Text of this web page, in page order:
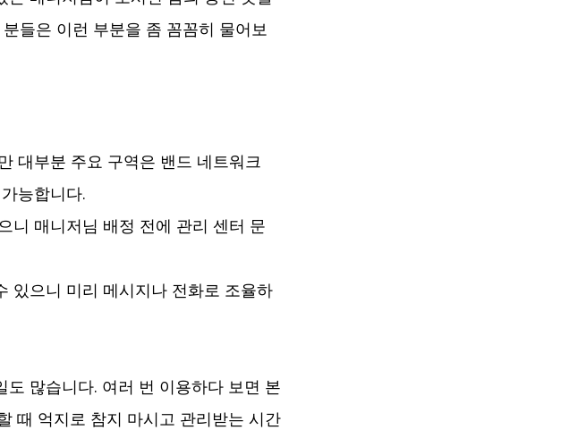
들은 이런 부분을 좀 꼼꼼히 물어보
대부분 주요 구역은 밴드 네트워크
능합니다.
니 매니저님 배정 전에 관리 센터 문
있으니 미리 메시지나 전화로 조율하
많습니다. 여러 번 이용하다 보면 본
때 억지로 참지 마시고 관리받는 시간